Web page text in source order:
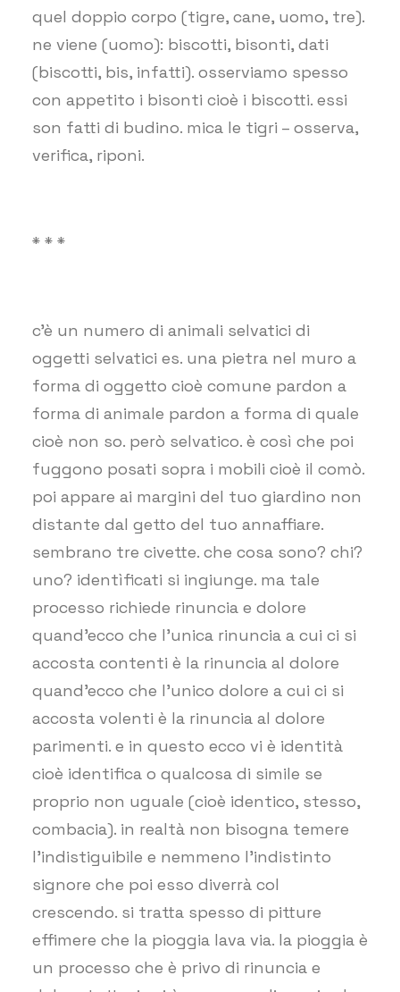
quel doppio corpo (tigre, cane, uomo, tre).
ne viene (uomo): biscotti, bisonti, dati
(biscotti, bis, infatti). osserviamo spesso
con appetito i bisonti cioè i biscotti. essi
son fatti di budino. mica le tigri – osserva,
verifica, riponi.
* * *
c’è un numero di animali selvatici di
oggetti selvatici es. una pietra nel muro a
forma di oggetto cioè comune pardon a
forma di animale pardon a forma di quale
cioè non so. però selvatico. è così che poi
fuggono posati sopra i mobili cioè il comò.
poi appare ai margini del tuo giardino non
distante dal getto del tuo annaffiare.
sembrano tre civette. che cosa sono? chi?
uno? identìficati si ingiunge. ma tale
processo richiede rinuncia e dolore
quand’ecco che l’unica rinuncia a cui ci si
accosta contenti è la rinuncia al dolore
quand’ecco che l’unico dolore a cui ci si
accosta volenti è la rinuncia al dolore
parimenti. e in questo ecco vi è identità
cioè identifica o qualcosa di simile se
proprio non uguale (cioè identico, stesso,
combacia). in realtà non bisogna temere
l’indistiguibile e nemmeno l’indistinto
signore che poi esso diverrà col
crescendo. si tratta spesso di pitture
effimere che la pioggia lava via. la pioggia è
un processo che è privo di rinuncia e